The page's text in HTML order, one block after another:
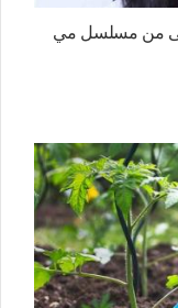
من مسلسل مي